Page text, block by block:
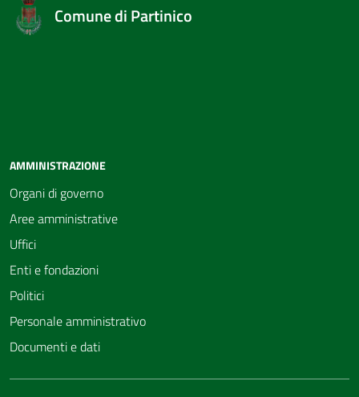
Comune di Partinico
AMMINISTRAZIONE
Organi di governo
Aree amministrative
Uffici
Enti e fondazioni
Politici
Personale amministrativo
Documenti e dati